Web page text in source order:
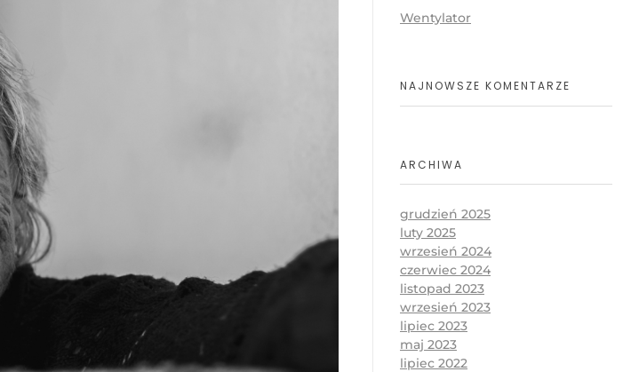
Wentylator
NAJNOWSZE KOMENTARZE
ARCHIWA
grudzień 2025
luty 2025
wrzesień 2024
czerwiec 2024
listopad 2023
wrzesień 2023
lipiec 2023
maj 2023
lipiec 2022